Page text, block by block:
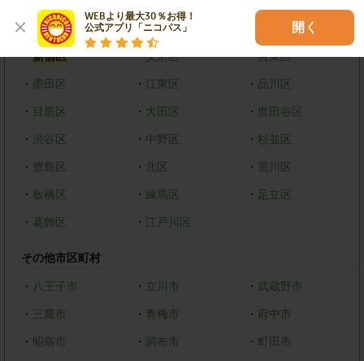
WEBより最大30％お得！
公式アプリ「ニコパス」
開く
23区
・新宿区 ・文京区 ・台東区
・ 墨田区 ・ 江東区 ・ 品川区
・ 目黒区 ・ 大田区 ・世田谷区
・ 渋谷区 ・ 中野区 ・杉並区
・ 豊島区 ・ 北区 ・ 荒川区
・ 板橋区 ・ 練馬区 ・ 足立区
・ 葛飾区 ・ 江戸川区
その他市区町村
・ 八王子市 ・ 立川市 ・ 武蔵野市
・ 三鷹市 ・ 青梅市 ・ 府中市
・ 昭島市 ・ 調布市 ・ 町田市